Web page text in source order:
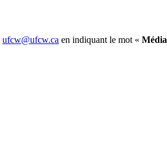
ufcw@ufcw.ca en indiquant le mot « Média